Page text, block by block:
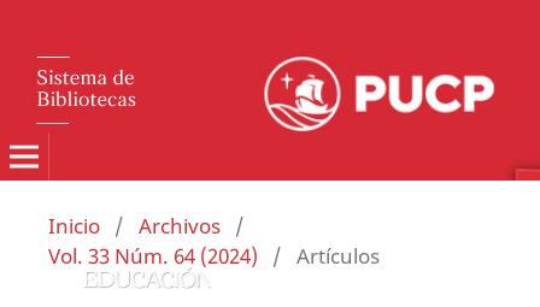
Inicio / Archivos /
Vol. 33 Núm. 64 (2024)
/ Artículos